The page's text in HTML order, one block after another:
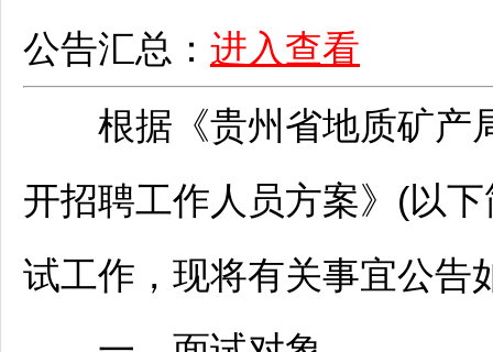
公告汇总： 进入查看
根据《贵州省地质矿产
开招聘工作人员方案》(以
试工作，现将有关事宜公告